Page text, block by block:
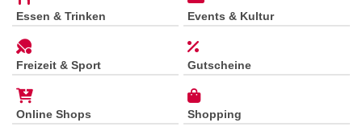
Essen & Trinken Events & Kultur
Freizeit & Sport Gutscheine
Online Shops Shopping